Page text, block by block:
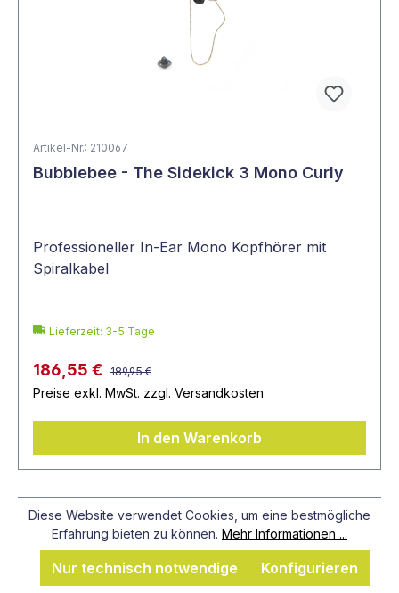
Artikel-Nr.: 210067
Bubblebee - The Sidekick 3 Mono Curly
Professioneller In-Ear Mono Kopfhörer mit
Spiralkabel
Lieferzeit: 3-5 Tage
186,55 € 189,95 €
Preise exkl. MwSt. zzgl. Versandkosten
In den Warenkorb
Diese Website verwendet Cookies, um eine bestmögliche
Erfahrung bieten zu können. Mehr Informationen ...
Nur technisch notwendige Konfigurieren